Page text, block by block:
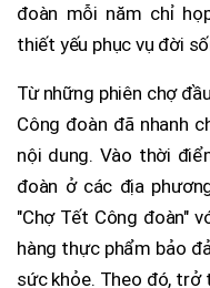
đoàn mỗi năm chỉ
thiết yếu phục vụ đời
Từ những phiên chợ
Công đoàn đã nhanh
nội dung. Vào thời
đoàn ở các địa
"Chợ Tết Công đoàn"
hàng thực phẩm bảo
sức khỏe. Theo đó, trở